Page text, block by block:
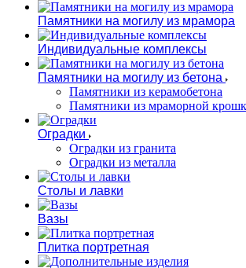
Памятники на могилу из мрамора
Индивидуальные комплексы
Памятники на могилу из бетона
Памятники из керамобетона
Памятники из мраморной
Оградки
Оградки из гранита
Оградки из металла
Столы и лавки
Вазы
Плитка портретная